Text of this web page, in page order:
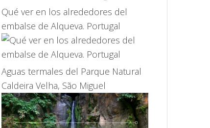
Qué ver en los alrededores del
embalse de Alqueva. Portugal
Aguas termales del Parque Natural
Caldeira Velha, São Miguel